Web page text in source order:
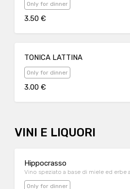
Only for dinner
3.50 €
TONICA LATTINA
Only for dinner
3.00 €
VINI E LIQUORI
Hippocrasso
Vino speziato a base di miele ed erbe
Only for dinner